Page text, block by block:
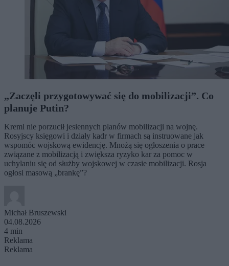
„Zaczęli przygotowywać się do mobilizacji”. Co
planuje Putin?
Kreml nie porzucił jesiennych planów mobilizacji na wojnę.
Rosyjscy księgowi i działy kadr w firmach są instruowane jak
wspomóc wojskową ewidencję. Mnożą się ogłoszenia o prace
związane z mobilizacją i zwiększa ryzyko kar za pomoc w
uchylaniu się od służby wojskowej w czasie mobilizacji. Rosja
ogłosi masową „brankę”?
Michał Bruszewski
04.08.2026
4 min
Reklama
Reklama